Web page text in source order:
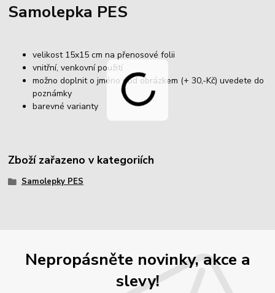
Samolepka PES
velikost 15x15 cm na přenosové folii
vnitřní, venkovní použití
možno doplnit o jméno pod obrázkem (+ 30,-Kč) uvedete do
poznámky
barevné varianty
Zboží zařazeno v kategoriích
Samolepky PES
Nepropásněte novinky, akce a
slevy!